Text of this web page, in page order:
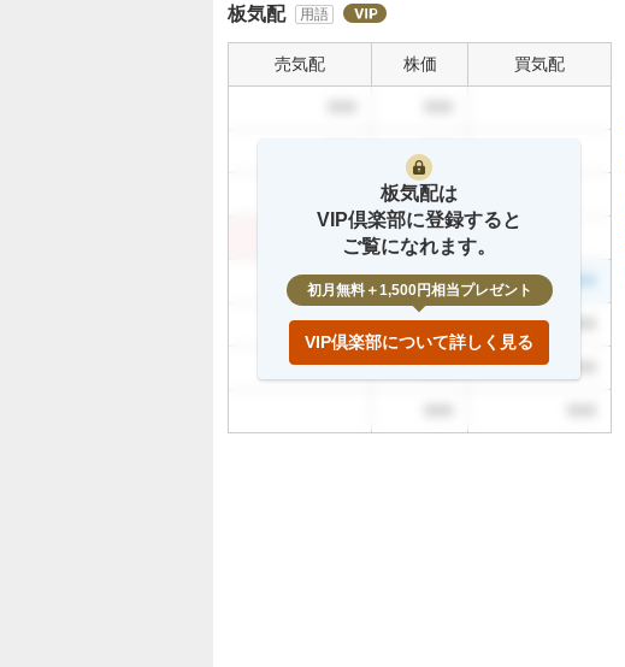
板気配 用語
売気配 株価 買気配
999
999 999
999
999
999
板気配は
VIP倶楽部に登録すると
ご覧になれます。
初月無料＋1,500円相当プレゼント
VIP倶楽部について詳しく見る